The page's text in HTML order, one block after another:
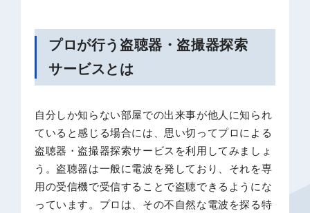
プロが行う盗聴器・盗撮器探索
サービスとは
自分しか知らない部屋での出来事が他人に知られ
ていると感じる場合には、思い切ってプロによる
盗聴器・盗撮器探索サービスを利用してみましょ
う。盗聴器は一般に電波を発しており、それを専
用の受信機で受信することで盗聴できるようにな
っています。プロは、その不自然な電波を探る特